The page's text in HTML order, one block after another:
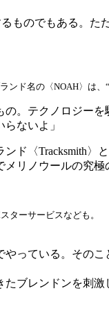
ものでもある。
ド名の〈NOAH〉は、
。テクノロジー
ないよ」
ド〈Tracksmith〉
リノウールの究
ターサービスなども。
っている。その
ブレンドンを刺激